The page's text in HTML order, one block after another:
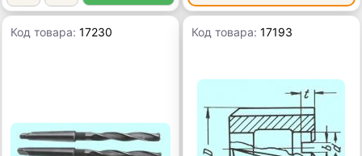
Код товара:17230 Код товара:17193